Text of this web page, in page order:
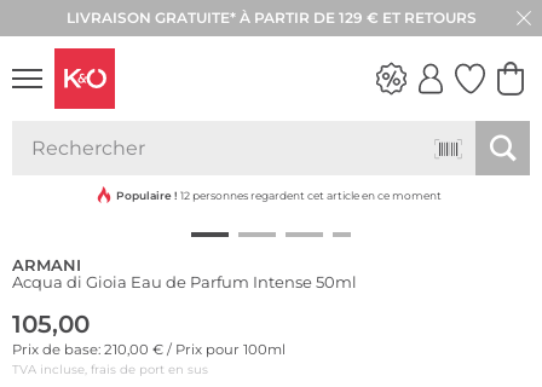
LIVRAISON GRATUITE* À PARTIR DE 129 € ET RETOURS
RETOUR SOUS 30 JOURS
VIBES
Populaire ! 12 personnes regardent cet article en ce moment
ARMANI
Acqua di Gioia Eau de Parfum Intense 50ml
105,00
Prix de base: 210,00 € / Prix pour 100ml
TVA incluse, frais de port en sus